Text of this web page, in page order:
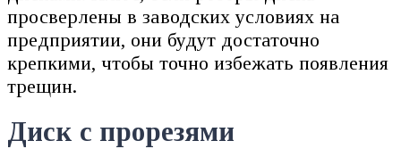
просверлены в заводских условиях на
предприятии, они будут достаточно
крепкими, чтобы точно избежать появления
трещин.
Диск с прорезями